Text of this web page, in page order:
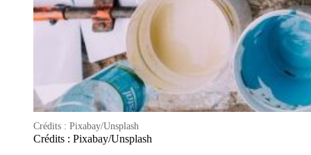
Crédits : Pixabay/Unsplash
Crédits : Pixabay/Unsplash